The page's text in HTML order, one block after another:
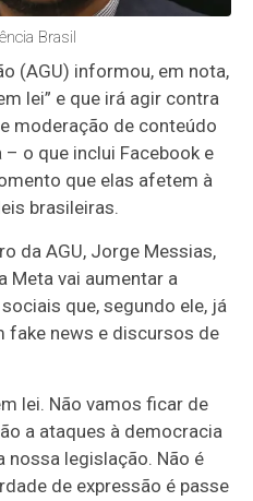
Brasil
(AGU) informou, em nota,
lei” e que irá agir contra
moderação de conteúdo
o que inclui Facebook e
que elas afetem à
brasileiras.
da AGU, Jorge Messias,
Meta vai aumentar a
que, segundo ele, já
fake news e discursos de
lei. Não vamos ficar de
a ataques à democracia
nossa legislação. Não é
de expressão é passe